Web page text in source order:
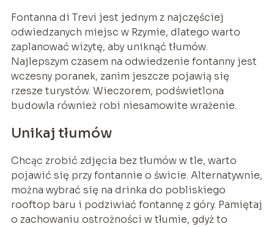
Fontanna di Trevi jest jednym z najczęściej
odwiedzanych miejsc w Rzymie, dlatego warto
zaplanować wizytę, aby uniknąć tłumów.
Najlepszym czasem na odwiedzenie fontanny jest
wczesny poranek, zanim jeszcze pojawią się
rzesze turystów. Wieczorem, podświetlona
budowla również robi niesamowite wrażenie.
Unikaj tłumów
Chcąc zrobić zdjęcia bez tłumów w tle, warto
pojawić się przy fontannie o świcie. Alternatywnie,
można wybrać się na drinka do pobliskiego
rooftop baru i podziwiać fontannę z góry. Pamiętaj
o zachowaniu ostrożności w tłumie, gdyż to